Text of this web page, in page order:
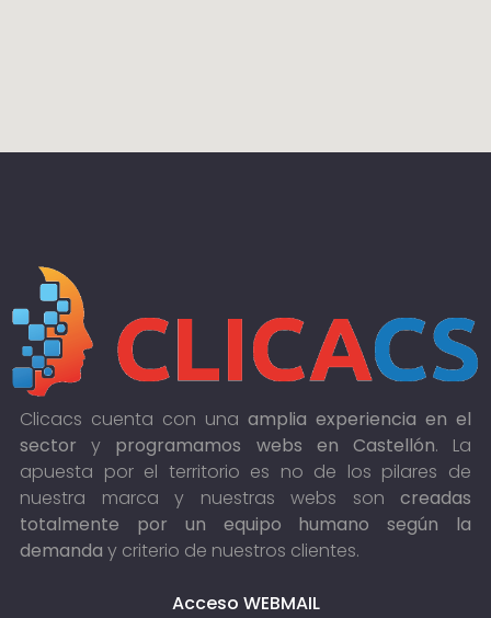
Clicacs cuenta con una amplia experiencia en el
sector y programamos webs en Castellón. La
apuesta por el territorio es no de los pilares de
nuestra marca y nuestras webs son creadas
totalmente por un equipo humano según la
demanda y criterio de nuestros clientes.
Acceso WEBMAIL